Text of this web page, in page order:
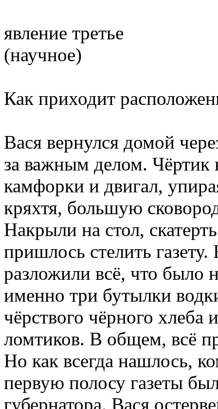
явление третье
(научное)
Как приходит
Вася вернулся домой
за важным делом. Чёртик
камфорки и двигал,
кряхтя, большую
Накрыли на стол,
пришлось стелить
разложили всё, что было
именно три бутылки
чёрствого чёрного хлеба
ломтиков. В общем, всё
Но как всегда нашлось,
первую полосу газеты
губернатора. Вася